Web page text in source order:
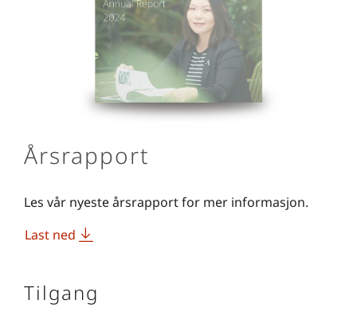
Årsrapport
Les vår nyeste årsrapport for mer informasjon.
Last ned
Tilgang